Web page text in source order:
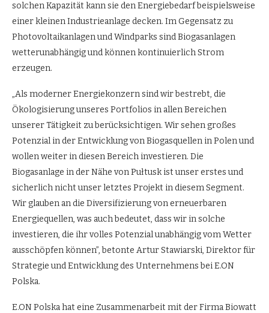
solchen Kapazität kann sie den Energiebedarf beispielsweise
einer kleinen Industrieanlage decken. Im Gegensatz zu
Photovoltaikanlagen und Windparks sind Biogasanlagen
wetterunabhängig und können kontinuierlich Strom
erzeugen.
„Als moderner Energiekonzern sind wir bestrebt, die
Ökologisierung unseres Portfolios in allen Bereichen
unserer Tätigkeit zu berücksichtigen. Wir sehen großes
Potenzial in der Entwicklung von Biogasquellen in Polen und
wollen weiter in diesen Bereich investieren. Die
Biogasanlage in der Nähe von Pułtusk ist unser erstes und
sicherlich nicht unser letztes Projekt in diesem Segment.
Wir glauben an die Diversifizierung von erneuerbaren
Energiequellen, was auch bedeutet, dass wir in solche
investieren, die ihr volles Potenzial unabhängig vom Wetter
ausschöpfen können”, betonte Artur Stawiarski, Direktor für
Strategie und Entwicklung des Unternehmens bei E.ON
Polska.
E.ON Polska hat eine Zusammenarbeit mit der Firma Biowatt